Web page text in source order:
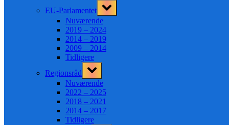
EU-Parlamentet
Toggle
sub-
menu
Nuværende
2019 – 2024
2014 – 2019
2009 – 2014
Tidligere
Regionsråd
Toggle
sub-
menu
Nuværende
2022 – 2025
2018 – 2021
2014 – 2017
Tidligere